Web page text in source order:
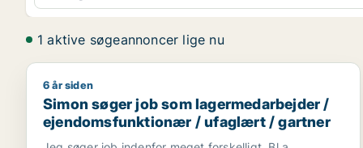
1 aktive søgeannoncer lige nu
Simon søger job som lagermedarbejder /
6 år siden
Simon søger job som lagermedarbejder /
ejendomsfunktionær / ufaglært / gartner